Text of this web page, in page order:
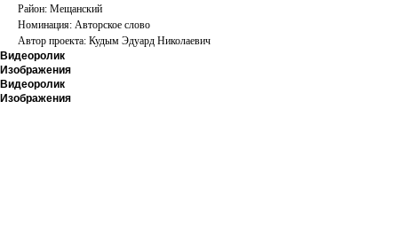
Район: Мещанский
Номинация: Авторское слово
Автор проекта: Кудым Эдуард Николаевич
Видеоролик
Изображения
Видеоролик
Изображения